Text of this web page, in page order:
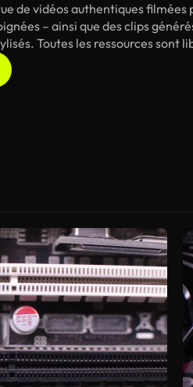
de vidéos authentiques
– ainsi que des clips
Toutes les ressources